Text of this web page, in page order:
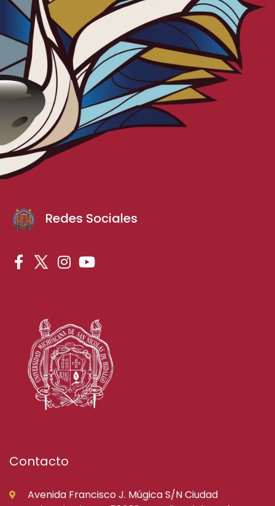
Redes Sociales
Contacto
Avenida Francisco J. Múgica S/N Ciudad